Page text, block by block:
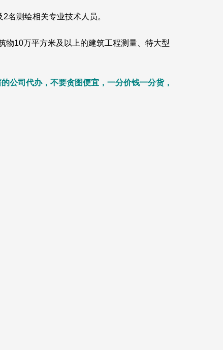
名测绘相关专业技术人员。
物10万平方米及以上的建筑工程测量、特大型
公司代办，不要贪图便宜，一分价钱一分货，